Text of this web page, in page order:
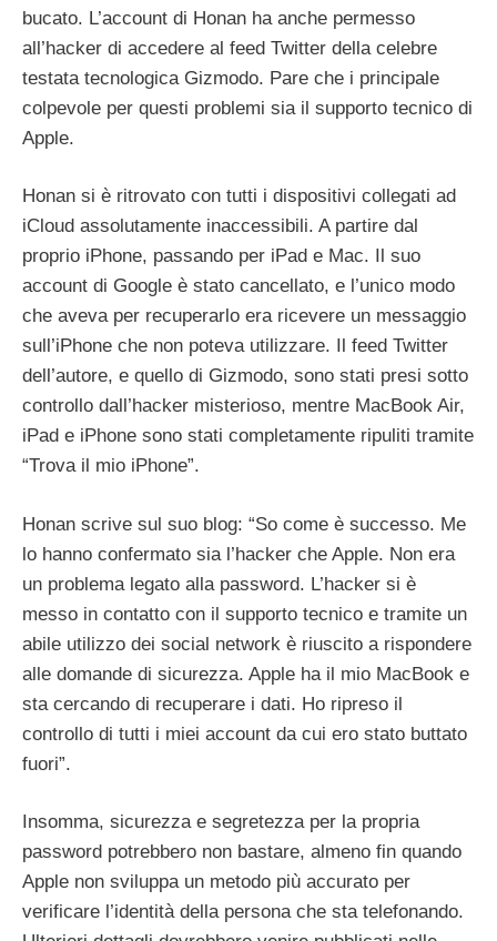
bucato. L’account di Honan ha anche permesso
all’hacker di accedere al feed Twitter della celebre
testata tecnologica Gizmodo. Pare che i principale
colpevole per questi problemi sia il supporto tecnico di
Apple.
Honan si è ritrovato con tutti i dispositivi collegati ad
iCloud assolutamente inaccessibili. A partire dal
proprio iPhone, passando per iPad e Mac. Il suo
account di Google è stato cancellato, e l’unico modo
che aveva per recuperarlo era ricevere un messaggio
sull’iPhone che non poteva utilizzare. Il feed Twitter
dell’autore, e quello di Gizmodo, sono stati presi sotto
controllo dall’hacker misterioso, mentre MacBook Air,
iPad e iPhone sono stati completamente ripuliti tramite
“Trova il mio iPhone”.
Honan scrive sul suo blog: “So come è successo. Me
lo hanno confermato sia l’hacker che Apple. Non era
un problema legato alla password. L’hacker si è
messo in contatto con il supporto tecnico e tramite un
abile utilizzo dei social network è riuscito a rispondere
alle domande di sicurezza. Apple ha il mio MacBook e
sta cercando di recuperare i dati. Ho ripreso il
controllo di tutti i miei account da cui ero stato buttato
fuori”.
Insomma, sicurezza e segretezza per la propria
password potrebbero non bastare, almeno fin quando
Apple non sviluppa un metodo più accurato per
verificare l’identità della persona che sta telefonando.